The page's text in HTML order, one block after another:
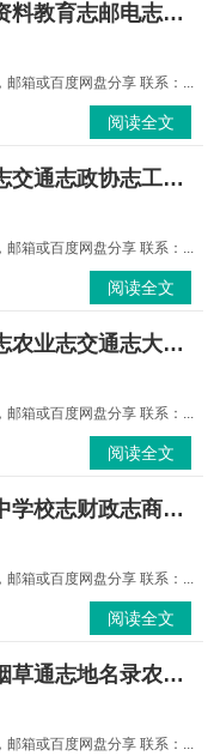
安顺地区志安顺市志：安顺文史资料教育志邮电志民族志烟草志水利志粮食志地名录等PDF电子版下载
邮箱或百度网盘分享 联系：...
阅读全文
定海县志：定海文史资料定海厅志交通志政协志工会志定海土壤等定海县地方志PDF电子版下载
邮箱或百度网盘分享 联系：...
阅读全文
淮北市志：淮北文史资料矿务局志农业志交通志大堤志地名录矿业志邮电志发电厂志等PDF电子版下载
邮箱或百度网盘分享 联系：...
阅读全文
江津县志：江津文史资料财政志中学校志财政志商业志交通志粮食志物价志地名录等PDF电子版下载
邮箱或百度网盘分享 联系：...
阅读全文
宁安县志：宁安文史资料土地志烟草通志地名录农场史等宁安县地方志PDF电子版下载
邮箱或百度网盘分享 联系：...